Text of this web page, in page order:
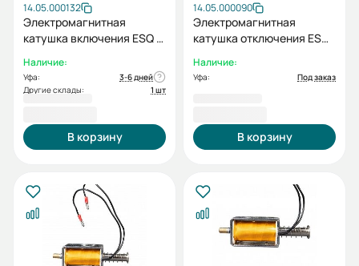
14.05.000132
Электромагнитная
катушка включения ESQ C
Наличие:
Уфа:
3-6 дней
Другие склады:
1 шт
В корзину
14.05.000090
Электромагнитная
катушка отключения ESQ
(цепной)
Наличие:
Уфа: Под заказ
В корзину